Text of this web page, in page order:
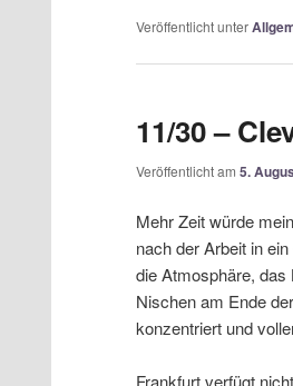
Veröffentlicht unter
11/30 –
Veröffentlicht am 5.
Mehr Zeit würde
nach der Arbeit in
die Atmosphäre, das
Nischen am Ende
konzentriert und